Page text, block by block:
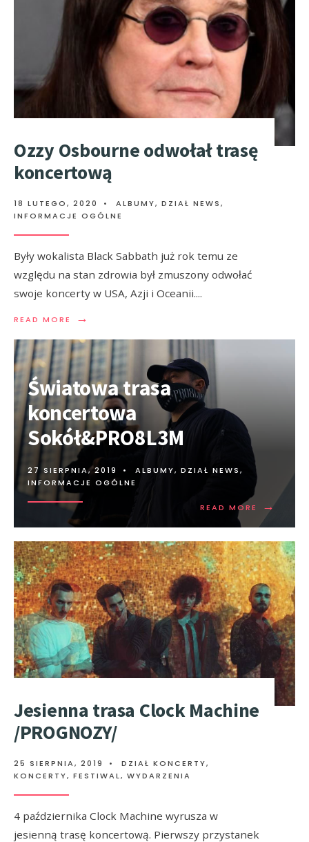
Ozzy Osbourne odwołał trasę
koncertową
18 LUTEGO, 2020 • ALBUMY, DZIAŁ NEWS,
INFORMACJE OGÓLNE
Były wokalista Black Sabbath już rok temu ze
względu na stan zdrowia był zmuszony odwołać
swoje koncerty w USA, Azji i Oceanii....
READ MORE →
Światowa trasa
koncertowa
Sokół&PRO8L3M
27 SIERPNIA, 2019 • ALBUMY, DZIAŁ NEWS,
INFORMACJE OGÓLNE
READ MORE →
Jesienna trasa Clock Machine
/PROGNOZY/
25 SIERPNIA, 2019 • DZIAŁ KONCERTY,
KONCERTY, FESTIWAL, WYDARZENIA
4 października Clock Machine wyrusza w
jesienną trasę koncertową. Pierwszy przystanek